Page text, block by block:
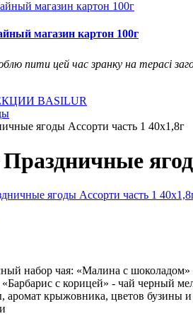
магазин картон 100г
пити цей час зранку на терасі
BASILUR
ягоды Ассорти часть 1 40х1,8г
набор чая: «Малина с
«Барбарис с корицей» - чай черный
аромат крыжовника, цветов бузины